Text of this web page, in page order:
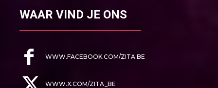
WAAR VIND JE ONS
WWW.FACEBOOK.COM/ZITA.BE
WWW.X.COM/ZITA_BE